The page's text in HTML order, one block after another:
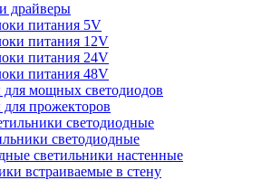
драйверы
питания 5V
питания 12V
питания 24V
питания 48V
мощных светодиодов
прожекторов
светодиодные
светильники настенные
встраиваемые в стену